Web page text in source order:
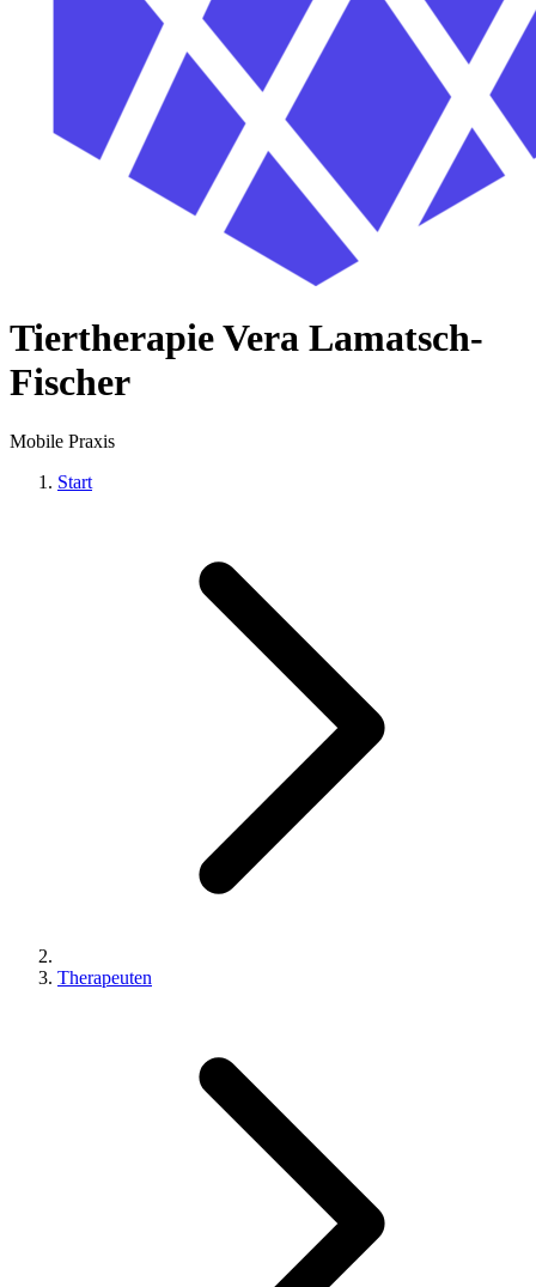
Tiertherapie Vera Lamatsch-
Fischer
Mobile Praxis
Start
Therapeuten